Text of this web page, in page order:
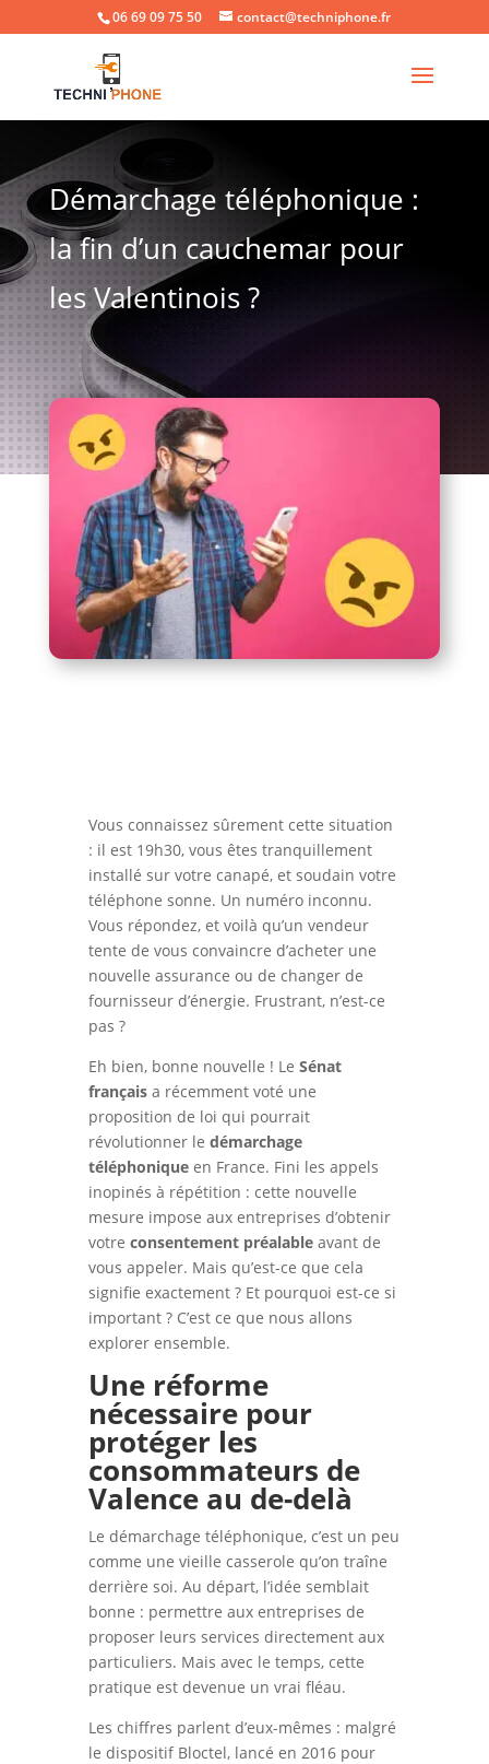
06 69 09 75 50 contact@techniphone.fr
Démarchage téléphonique :
la fin d’un cauchemar pour
les Valentinois ?
Vous connaissez sûrement cette situation
: il est 19h30, vous êtes tranquillement
installé sur votre canapé, et soudain votre
téléphone sonne. Un numéro inconnu.
Vous répondez, et voilà qu’un vendeur
tente de vous convaincre d’acheter une
nouvelle assurance ou de changer de
fournisseur d’énergie. Frustrant, n’est-ce
pas ?
Eh bien, bonne nouvelle ! Le Sénat
françaisa récemment voté une
proposition de loi qui pourrait
révolutionner le démarchage
téléphoniqueen France. Fini les appels
inopinés à répétition : cette nouvelle
mesure impose aux entreprises d’obtenir
votre consentement préalableavant de
vous appeler. Mais qu’est-ce que cela
signifie exactement ? Et pourquoi est-ce si
important ? C’est ce que nous allons
explorer ensemble.
Une réforme
nécessaire pour
protéger les
consommateurs de
Valence au de-delà
Le démarchage téléphonique, c’est un peu
comme une vieille casserole qu’on traîne
derrière soi. Au départ, l’idée semblait
bonne : permettre aux entreprises de
proposer leurs services directement aux
particuliers. Mais avec le temps, cette
pratique est devenue un vrai fléau.
Les chiffres parlent d’eux-mêmes : malgré
le dispositif Bloctel, lancé en 2016 pour